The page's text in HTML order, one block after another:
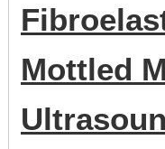
Mottled